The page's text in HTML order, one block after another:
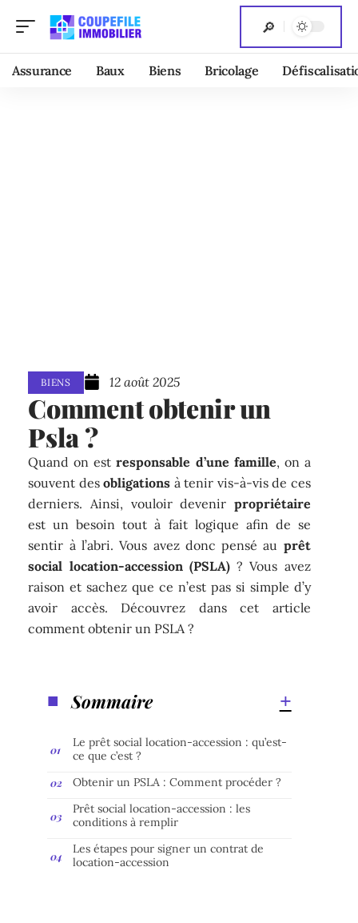
Assurance Baux Biens Bricolage
BIENS 12 août 2025
Comment obtenir un
Psla ?
Quand on estresponsable d’une famille, on a
souvent desobligations à tenir vis-à-vis de ces
derniers. Ainsi, vouloir devenir propriétaire
est un besoin tout à fait logique afin de se
sentir à l’abri. Vous avez donc pensé au prêt
social location-accession (PSLA)? Vous avez
raison et sachez que ce n’est pas si simple d’y
avoir accès. Découvrez dans cet article
comment obtenir un PSLA ?
Sommaire
Le prêt social location-accession : qu’est-
ce que c’est ?
Obtenir un PSLA : Comment procéder ?
Prêt social location-accession : les
conditions à remplir
Les étapes pour signer un contrat de
location-accession